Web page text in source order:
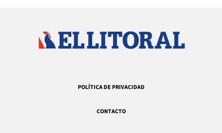
POLÍTICA DE PRIVACIDAD
CONTACTO